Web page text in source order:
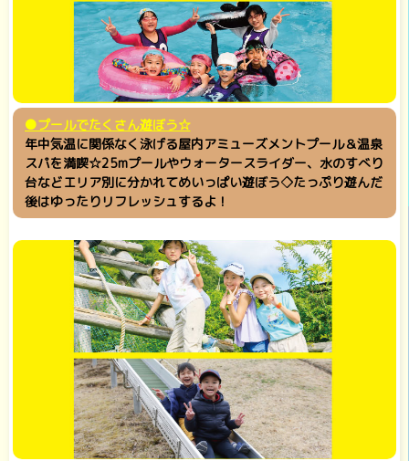
●プールでたくさん遊ぼう☆
年中気温に関係なく泳げる屋内アミューズメントプール＆温泉
スパを満喫☆25mプールやウォータースライダー、水のすべり
台などエリア別に分かれてめいっぱい遊ぼう◇たっぷり遊んだ
後はゆったりリフレッシュするよ！